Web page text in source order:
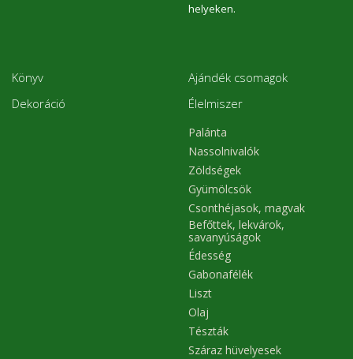
helyeken.
Könyv
Dekoráció
Ajándék csomagok
Élelmiszer
Palánta
Nassolnivalók
Zöldségek
Gyümölcsök
Csonthéjasok, magvak
Befőttek, lekvárok,
savanyúságok
Édesség
Gabonafélék
Liszt
Olaj
Tészták
Száraz hüvelyesek